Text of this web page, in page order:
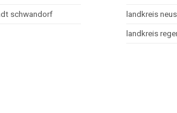
schwandorf landkreis
landkreis